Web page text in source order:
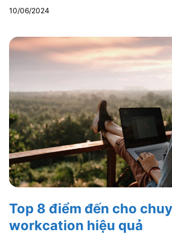
10/06/2024
Top 8 điểm đến cho
workcation hiệu quả